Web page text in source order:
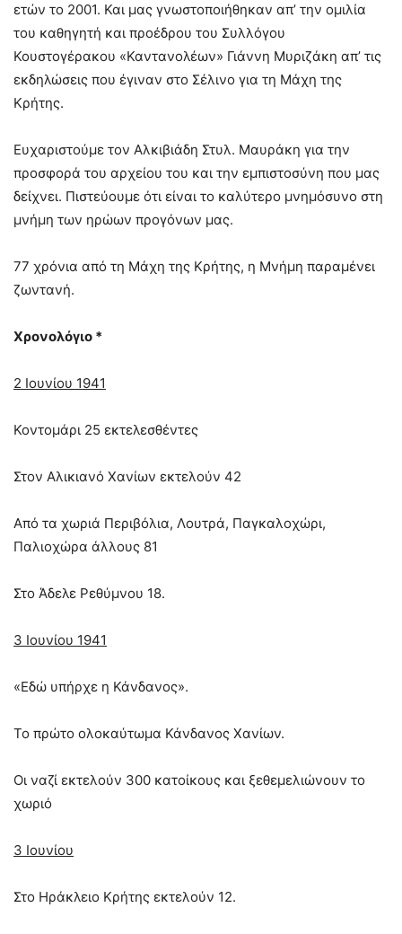
ετών το 2001. Και μας γνωστοποιήθηκαν απ’ την ομιλία
του καθηγητή και προέδρου του Συλλόγου
Κουστογέρακου «Καντανολέων» Γιάννη Μυριζάκη απ’ τις
εκδηλώσεις που έγιναν στο Σέλινο για τη Μάχη της
Κρήτης.
Ευχαριστούμε τον Αλκιβιάδη Στυλ. Μαυράκη για την
προσφορά του αρχείου του και την εμπιστοσύνη που μας
δείχνει. Πιστεύουμε ότι είναι το καλύτερο μνημόσυνο στη
μνήμη των ηρώων προγόνων μας.
77 χρόνια από τη Μάχη της Κρήτης, η Μνήμη παραμένει
ζωντανή.
Χρονολόγιο *
2 Ιουνίου 1941
Κοντοµάρι 25 εκτελεσθέντες
Στον Αλικιανό Χανίων εκτελούν 42
Από τα χωριά Περιβόλια, Λουτρά, Παγκαλοχώρι,
Παλιοχώρα άλλους 81
Στο Άδελε Ρεθύµνου 18.
3 Ιουνίου 1941
«Εδώ υπήρχε η Κάνδανος».
Το πρώτο ολοκαύτωμα Κάνδανος Χανίων.
Οι ναζί εκτελούν 300 κατοίκους και ξεθεμελιώνουν το
χωριό
3 Ιουνίου
Στο Ηράκλειο Κρήτης εκτελούν 12.